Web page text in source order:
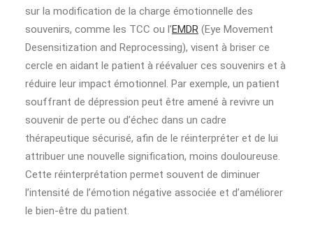
sur la modification de la charge émotionnelle des
souvenirs, comme les TCC ou l’EMDR (Eye Movement
Desensitization and Reprocessing), visent à briser ce
cercle en aidant le patient à réévaluer ces souvenirs et à
réduire leur impact émotionnel. Par exemple, un patient
souffrant de dépression peut être amené à revivre un
souvenir de perte ou d’échec dans un cadre
thérapeutique sécurisé, afin de le réinterpréter et de lui
attribuer une nouvelle signification, moins douloureuse.
Cette réinterprétation permet souvent de diminuer
l’intensité de l’émotion négative associée et d’améliorer
le bien-être du patient.